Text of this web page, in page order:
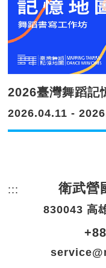
2026臺灣舞蹈
2026.04.11 -
::: 頁尾網站資訊。
衛武營
830043 高